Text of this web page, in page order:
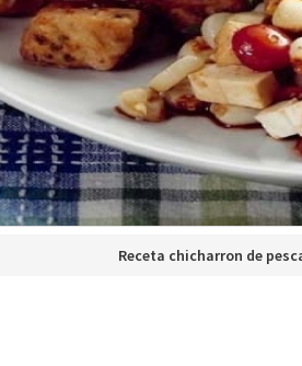
Receta chicharron de